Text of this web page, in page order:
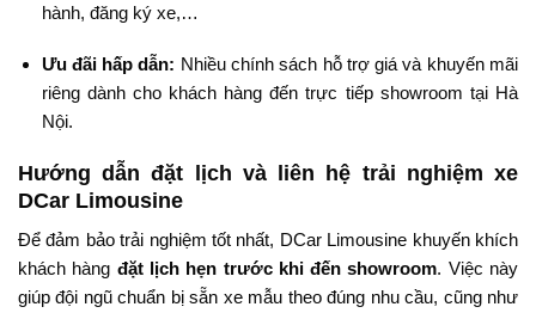
hành, đăng ký xe,…
Ưu đãi hấp dẫn: Nhiều chính sách hỗ trợ giá và khuyến mãi
riêng dành cho khách hàng đến trực tiếp showroom tại Hà
Nội.
Hướng dẫn đặt lịch và liên hệ trải nghiệm xe
DCar Limousine
Để đảm bảo trải nghiệm tốt nhất, DCar Limousine khuyến khích
khách hàng đặt lịch hẹn trước khi đến showroom. Việc này
giúp đội ngũ chuẩn bị sẵn xe mẫu theo đúng nhu cầu, cũng như